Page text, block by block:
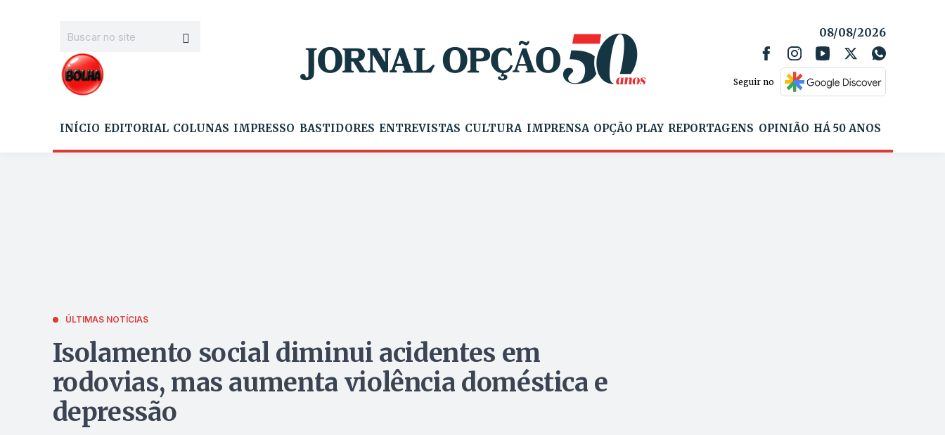
08/08/2026
Seguir no
INÍCIO EDITORIAL COLUNAS IMPRESSO BASTIDORES ENTREVISTAS CULTURA IMPRENSA OPÇÃO PLAY REPORTAGENS OPINIÃO HÁ 50 ANOS
ÚLTIMAS NOTÍCIAS
Isolamento social diminui acidentes em
rodovias, mas aumenta violência doméstica e
depressão